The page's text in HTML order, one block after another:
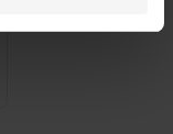
zu. .
von